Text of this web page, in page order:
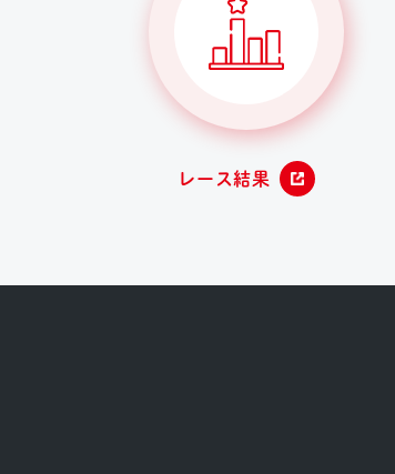
レース結果